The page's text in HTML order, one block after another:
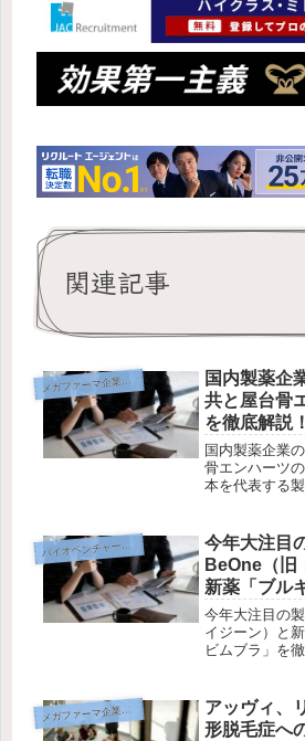
関連記事
メ
ガファーマ企業研究
国内製薬企
共と屋台骨
を徹底解説
国内製薬企業
骨エンハーツ
本を代表する
げています。
最新ビジネス
ン...
バイオベンチャー企業研究
今年大注目
BeOne（旧
新薬「ブル
ブラ」を徹
今年大注目の
イジーン）と
ビムブラ」を
を遂げている
企業「BeOne
メ
ガファーマ企業研究
アッヴィ、
形脱毛症へ